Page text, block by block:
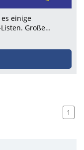
einige
Große…
1